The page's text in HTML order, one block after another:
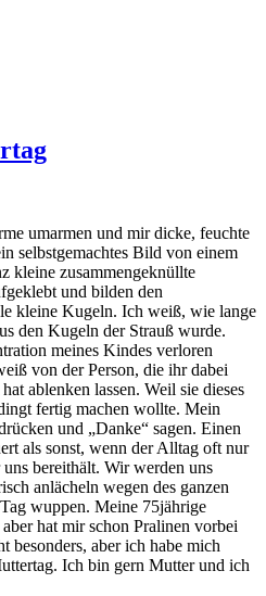
umarmen und mir dicke, feuchte
selbstgemachtes Bild von einem
kleine zusammengeknüllte
und bilden den
kleine Kugeln. Ich weiß, wie lange
den Kugeln der Strauß wurde.
meines Kindes verloren
von der Person, die ihr dabei
ablenken lassen. Weil sie dieses
fertig machen wollte. Mein
und „Danke“ sagen. Einen
als sonst, wenn der Alltag oft nur
bereithält. Wir werden uns
anlächeln wegen des ganzen
wuppen. Meine 75jährige
hat mir schon Pralinen vorbei
besonders, aber ich habe mich
Ich bin gern Mutter und ich